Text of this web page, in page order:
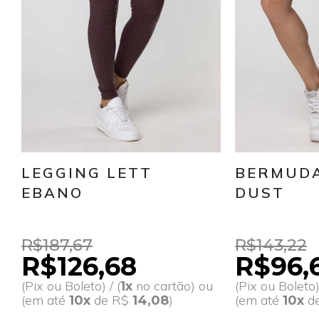
LEGGING LETT
EBANO
R$187,67
R$126,68
(Pix ou Boleto) / (1x no cartão) ou
(em até 10x de R$ 14,08)
DUST
R$143,22
(Pix ou
(em até 10x